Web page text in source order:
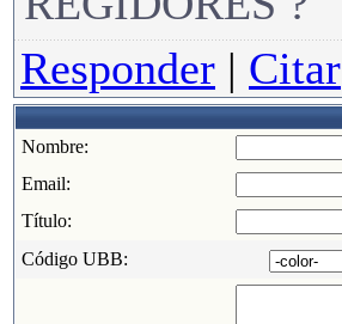
Responder | Citar
Nombre:
Email:
Título:
Código UBB: